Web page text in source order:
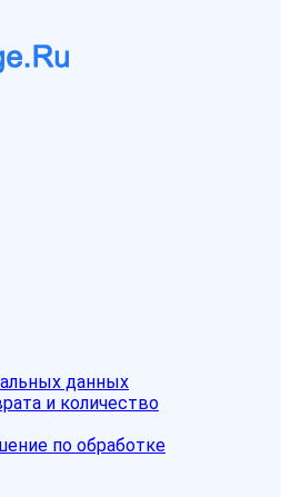
данных
и количество
по обработке